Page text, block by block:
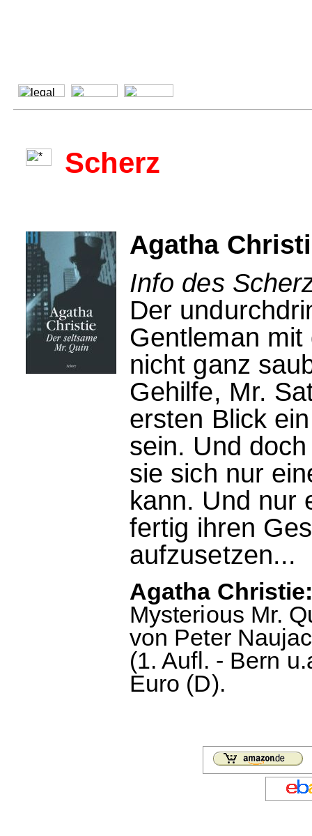
Scherz
Agatha
Info des
Der
Gentleman
nicht ganz
Gehilfe, Mr.
ersten Blick
sein. Und
sie sich nur
kann. Und nur
fertig ihren
aufzusetzen...
Agatha
Mysterious Mr.
von Peter
(1. Aufl. - Bern
Euro (D).